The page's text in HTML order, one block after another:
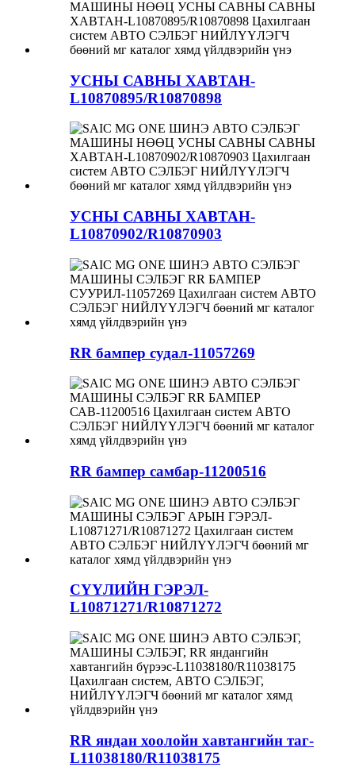
УСНЫ САВНЫ ХАВТАН-
L10870895/R10870898
УСНЫ САВНЫ ХАВТАН-
L10870902/R10870903
RR бампер судал-11057269
RR бампер самбар-11200516
СҮҮЛИЙН ГЭРЭЛ-
L10871271/R10871272
RR яндан хоолойн хавтангийн таг-
L11038180/R11038175